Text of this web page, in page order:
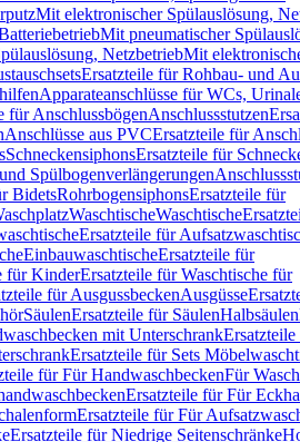
Mit elektronischer Spülauslösung,
Mit pneumatischer
NetzbetriebMit
Ersatzteile für Rohbau- und
Apparateanschlüsse für WCs,
für AnschlussbögenAnschlussstutzen
Anschlüsse aus PVCErsatzteile für
SchneckensiphonsErsatzteile für
Spülbogenverlängerungen
BidetsRohrbogensiphonsErsatzteile für
WaschtischeWaschtische
Ersatzteile für
EinbauwaschtischeErsatzteile für
für KinderErsatzteile für Waschtische für
für AusgussbeckenAusgüsse
SäulenErsatzteile für SäulenHalbsäulen
mit Unterschrank
Ersatzteile für Sets
für Für HandwaschbeckenFür
Ersatzteile für Für
Ersatzteile für Für
Ersatzteile für Niedrige Seitenschränke